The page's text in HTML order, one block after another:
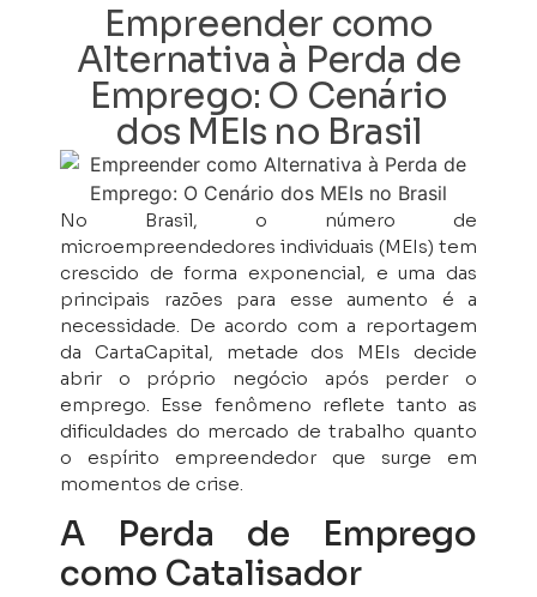
Empreender como
Alternativa à Perda de
Emprego: O Cenário
dos MEIs no Brasil
No Brasil, o número de
microempreendedores individuais (MEIs) tem
crescido de forma exponencial, e uma das
principais razões para esse aumento é a
necessidade. De acordo com a reportagem
da CartaCapital, metade dos MEIs decide
abrir o próprio negócio após perder o
emprego. Esse fenômeno reflete tanto as
dificuldades do mercado de trabalho quanto
o espírito empreendedor que surge em
momentos de crise.
A Perda de Emprego
como Catalisador